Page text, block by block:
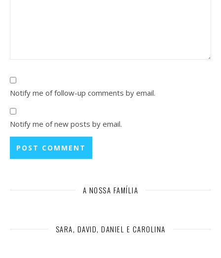
Notify me of follow-up comments by email.
Notify me of new posts by email.
A NOSSA FAMÍLIA
SARA, DAVID, DANIEL E CAROLINA